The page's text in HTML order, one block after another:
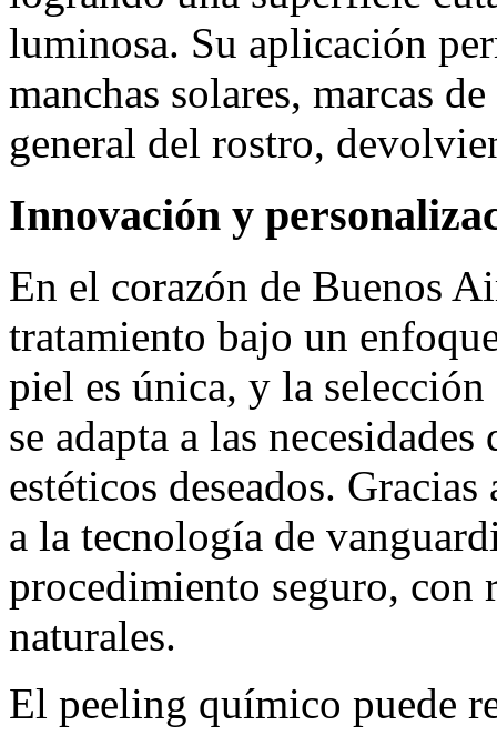
luminosa. Su aplicación
manchas solares, marcas
general del rostro,
Innovación y
En el corazón de Buenos
tratamiento bajo un
piel es única, y la
se adapta a las
estéticos deseados.
a la tecnología de
procedimiento seguro, con
naturales.
El peeling químico puede